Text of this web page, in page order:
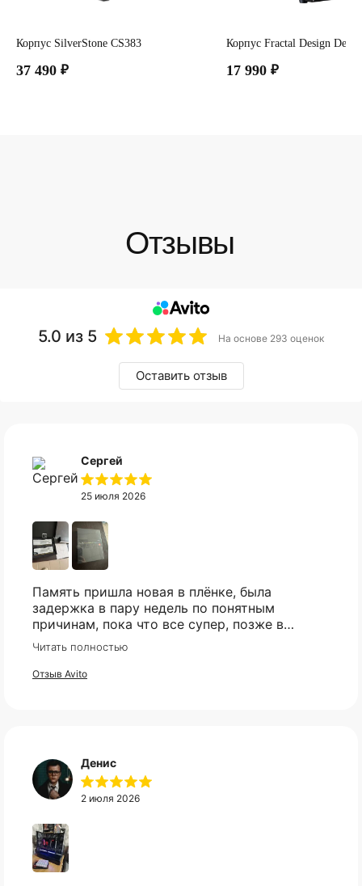
Корпус SilverStone CS383
37 490 ₽
Корпус Fractal Design
17 990 ₽
5.0 из 5 На основе 293 оценок
Оставить отзыв
Сергей
25 июля 2026
Память пришла новая в плёнке, была
задержка в пару недель по понятным
причинам, пока что все супер, позже в
сборке проверю и отзыв дополню
Читать полностью
Отзыв Avito
Денис
2 июля 2026